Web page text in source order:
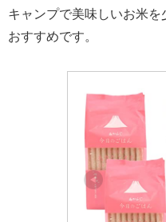
キャンプで美味しいお米
おすすめです。